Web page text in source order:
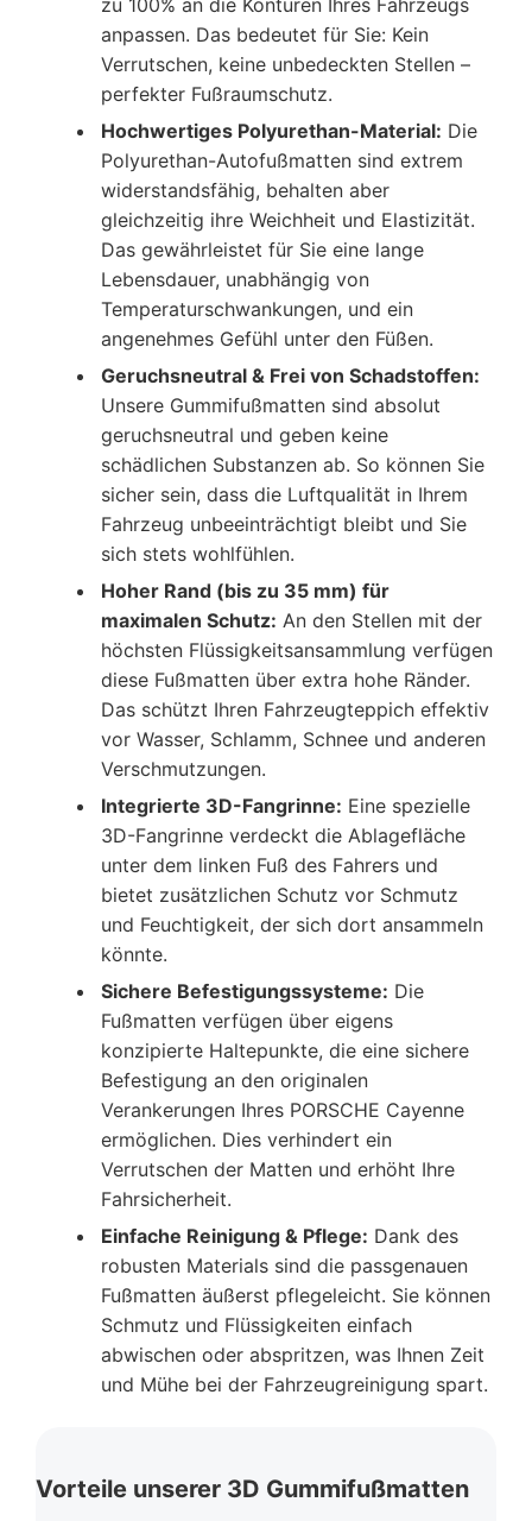
anpassen. Das bedeutet für Sie: Kein
Verrutschen, keine unbedeckten Stellen –
perfekter Fußraumschutz.
Hochwertiges Polyurethan-Material: Die
Polyurethan-Autofußmatten sind extrem
widerstandsfähig, behalten aber
gleichzeitig ihre Weichheit und Elastizität.
Das gewährleistet für Sie eine lange
Lebensdauer, unabhängig von
Temperaturschwankungen, und ein
angenehmes Gefühl unter den Füßen.
Geruchsneutral & Frei von Schadstoffen:
Unsere Gummifußmatten sind absolut
geruchsneutral und geben keine
schädlichen Substanzen ab. So können Sie
sicher sein, dass die Luftqualität in Ihrem
Fahrzeug unbeeinträchtigt bleibt und Sie
sich stets wohlfühlen.
Hoher Rand (bis zu 35 mm) für
maximalen Schutz: An den Stellen mit der
höchsten Flüssigkeitsansammlung verfügen
diese Fußmatten über extra hohe Ränder.
Das schützt Ihren Fahrzeugteppich effektiv
vor Wasser, Schlamm, Schnee und anderen
Verschmutzungen.
Integrierte 3D-Fangrinne: Eine spezielle
3D-Fangrinne verdeckt die Ablagefläche
unter dem linken Fuß des Fahrers und
bietet zusätzlichen Schutz vor Schmutz
und Feuchtigkeit, der sich dort ansammeln
könnte.
Sichere Befestigungssysteme: Die
Fußmatten verfügen über eigens
konzipierte Haltepunkte, die eine sichere
Befestigung an den originalen
Verankerungen Ihres PORSCHE Cayenne
ermöglichen. Dies verhindert ein
Verrutschen der Matten und erhöht Ihre
Fahrsicherheit.
Einfache Reinigung & Pflege: Dank des
robusten Materials sind die passgenauen
Fußmatten äußerst pflegeleicht. Sie können
Schmutz und Flüssigkeiten einfach
abwischen oder abspritzen, was Ihnen Zeit
und Mühe bei der Fahrzeugreinigung spart.
Vorteile unserer 3D Gummifußmatten